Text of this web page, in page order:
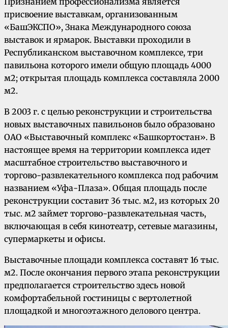
присвоение выставкам, организованным
«БашЭКСПО», Знака Международного союза
выставок и ярмарок. Выставки проходили в
Республиканском выставочном комплексе, три
павильона которого имели общую площадь 4000
м2; открытая площадь комплекса составляла 2000
м2.
В 2003 г. с целью реконструкции и строительства
новых выставочных павильонов было образовано
ОАО «Выставочный комплекс «Башкортостан». В
настоящее время на территории комплекса идет
масштабное строительство выставочного и
торгово-развлекательного комплекса под рабочим
названием «Уфа-Плаза». Общая площадь после
реконструкции составит 36 тыс. м2, из которых 20
тыс. м2 займет торгово-развлекательная часть,
включающая в себя кинотеатр, сетевые магазины,
супермаркеты и офисы.
Выставочные площади комплекса составят 16 тыс.
м2. После окончания первого этапа реконструкции
предполагается строительство здесь новой
комфортабельной гостиницы с вертолетной
площадкой и многоэтажного делового центра.